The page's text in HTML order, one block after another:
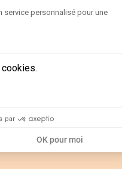
service personnalisé pour une
par
OK pour moi